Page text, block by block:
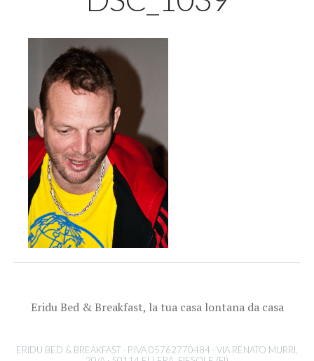
Eridu Bed & Breakfast, la tua casa lontana da casa
ERIDU BED & BREAKFAST · P.IVA 05762770484 · VIA RENATO MURRI,